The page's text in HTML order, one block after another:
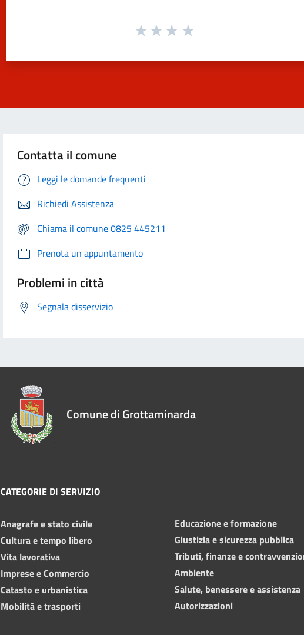
Contatta il comune
Leggi le domande frequenti
Richiedi Assistenza
Chiama il comune 0825 445211
Prenota un appuntamento
Problemi in città
Segnala disservizio
Comune di Grottaminarda
CATEGORIE DI SERVIZIO
Anagrafe e stato civile
Cultura e tempo libero
Vita lavorativa
Imprese e Commercio
Catasto e urbanistica
Mobilità e trasporti
Educazione e formazione
Giustizia e sicurezza pubblica
Tributi, finanze e
Ambiente
Salute, benessere e assistenza
Autorizzazioni